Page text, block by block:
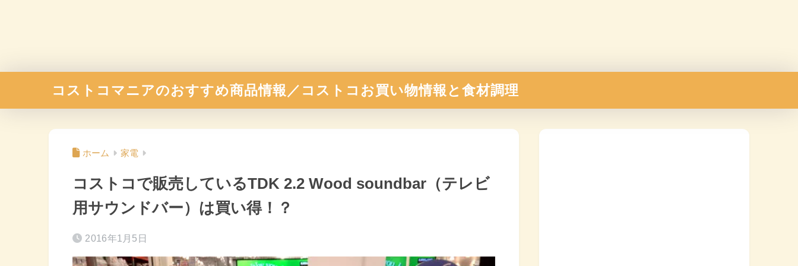
コストコマニアのおすすめ商品情報／コストコお買い物情報と食材調理
ホーム 家電
コストコで販売しているTDK 2.2 Wood soundbar（テレビ
用サウンドバー）は買い得！？
2016年1月5日